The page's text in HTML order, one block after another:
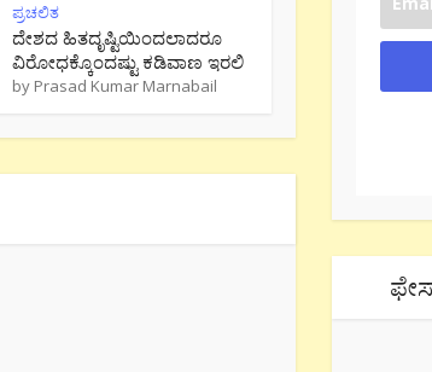
ಪ್ರಚಲಿತ
ದೇಶದ ಹಿತದೃಷ್ಟಿಯಿಂದಲಾದರೂ
ವಿರೋಧಕ್ಕೊಂದಷ್ಟು ಕಡಿವಾಣ ಇರಲಿ
by Prasad Kumar Marnabail